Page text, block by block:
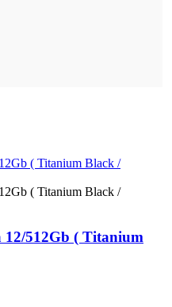
12/512Gb ( Titanium